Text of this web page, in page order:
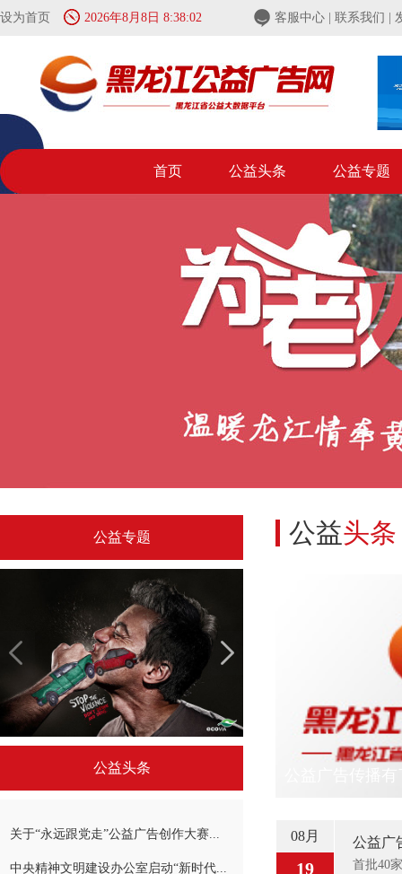
设为首页 2026年8月8日 8:38:03 客服中心 联系我们
首页 公益头条 公益专题
公益专题
令人驻足的国外公益广告 “公筷行动”公益广告作
公益头条
关于“永远跟党走”公益广告创作大赛...
中央精神文明建设办公室启动“新时代...
公益头条
08月
19
公益广
首批40